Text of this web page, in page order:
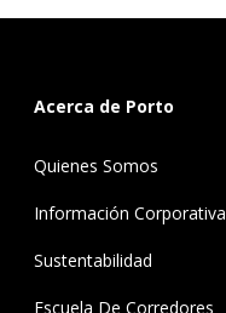
Acerca de Porto
Quienes Somos
Información Corporativa
Sustentabilidad
Escuela De Corredores